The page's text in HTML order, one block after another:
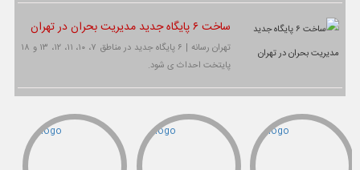
ساخت ۶ پایگاه جدید مدیریت بحران در تهران
تهران رسانه | ۶ پایگاه جدید در مناطق ۷، ۱۰، ۱۱، ۱۲، ۱۳ و ۱۸
پایتخت احداث ی شود.